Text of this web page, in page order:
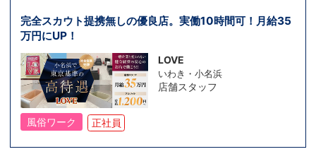
完全スカウト提携無しの優良店。実働10時間可！月給35
万円にUP！
LOVE
いわき・小名浜
店舗スタッフ
風俗ワーク 正社員